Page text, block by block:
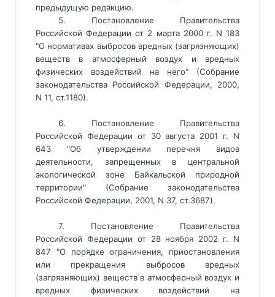
предыдущую редакцию.
5. Постановление Правительства
Российской Федерации от 2 марта 2000 г. N 183
"О нормативах выбросов вредных (загрязняющих)
веществ в атмосферный воздух и вредных
физических воздействий на него" (Собрание
законодательства Российской Федерации, 2000,
N 11, ст.1180).
6. Постановление Правительства
Российской Федерации от 30 августа 2001 г. N
643 "Об утверждении перечня видов
деятельности, запрещенных в центральной
экологической зоне Байкальской природной
территории" (Собрание законодательства
Российской Федерации, 2001, N 37, ст.3687).
7. Постановление Правительства
Российской Федерации от 28 ноября 2002 г. N
847 "О порядке ограничения, приостановления
или прекращения выбросов вредных
(загрязняющих) веществ в атмосферный воздух и
вредных физических воздействий на